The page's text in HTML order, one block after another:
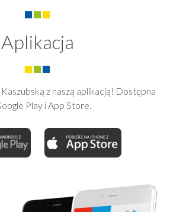
Aplikacja
z naszą aplikacją! Dostępna
Play i App Store.